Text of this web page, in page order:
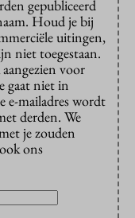
gepubliceerd
Houd je bij
uitingen,
niet toegestaan.
voor
gaat niet in
e-mailadres wordt
derden. We
je zouden
ons